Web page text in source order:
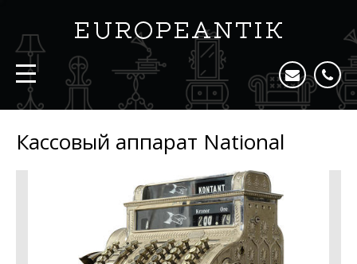
Кассовый аппарат National